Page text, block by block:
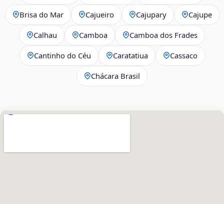
Brisa do Mar Cajueiro Cajupary Cajupe
Calhau Camboa Camboa dos Frades
Cantinho do Céu Caratatiua Cassaco
Chácara Brasil